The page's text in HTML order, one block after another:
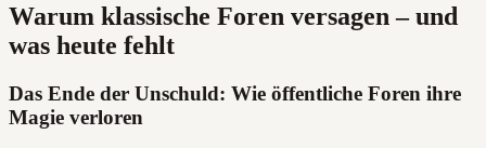
Warum klassische Foren versagen – und
was heute fehlt
Das Ende der Unschuld: Wie öffentliche Foren ihre
Magie verloren